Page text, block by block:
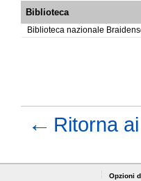
Biblioteca
Biblioteca nazionale
← Ritorna
Opzioni